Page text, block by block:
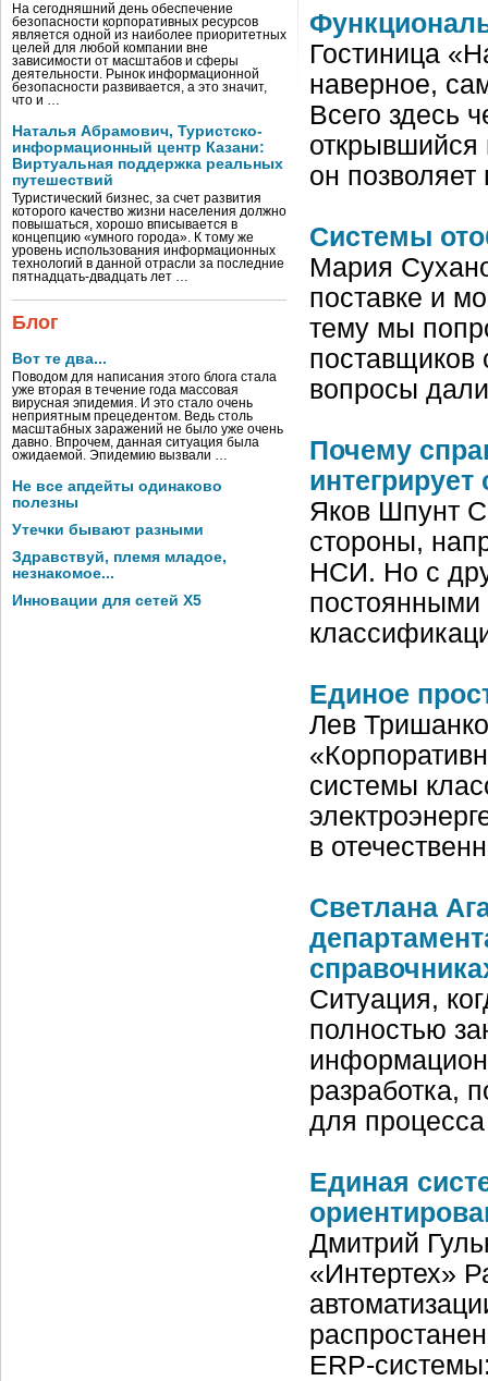
На сегодняшний день обеспечение
безопасности корпоративных ресурсов
является одной из наиболее приоритетных
целей для любой компании вне
зависимости от масштабов и сферы
деятельности. Рынок информационной
безопасности развивается, а это значит,
что и …
Наталья Абрамович, Туристско-
информационный центр Казани:
Виртуальная поддержка реальных
путешествий
Туристический бизнес, за счет развития
которого качество жизни населения должно
повышаться, хорошо вписывается в
концепцию «умного города». К тому же
уровень использования информационных
технологий в данной отрасли за последние
пятнадцать-двадцать лет …
Блог
Вот те два...
Поводом для написания этого блога стала
уже вторая в течение года массовая
вирусная эпидемия. И это стало очень
неприятным прецедентом. Ведь столь
масштабных заражений не было уже очень
давно. Впрочем, данная ситуация была
ожидаемой. Эпидемию вызвали …
Не все апдейты одинаково
полезны
Утечки бывают разными
Здравствуй, племя младое,
незнакомое...
Инновации для сетей X5
Гостиница
наверное,
Всего здесь
он
Системы
Мария
поставке и
тему мы
поставщиков
вопросы
Почему
Яков Шпунт
стороны,
НСИ. Но с
Единое
Лев
системы
в
Светлана
Ситуация,
полностью
разработка,
для
Единая
Дмитрий
«Интертех»
ERP-